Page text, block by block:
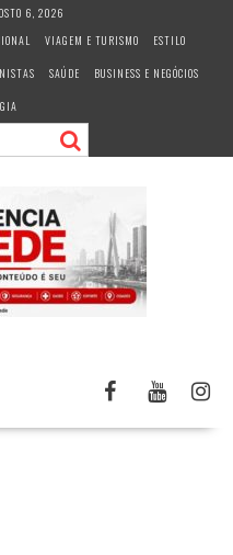
6, 2026
VIAGEM E TURISMO
ESTILO
SAÚDE
BUSINESS E NEGÓCIOS